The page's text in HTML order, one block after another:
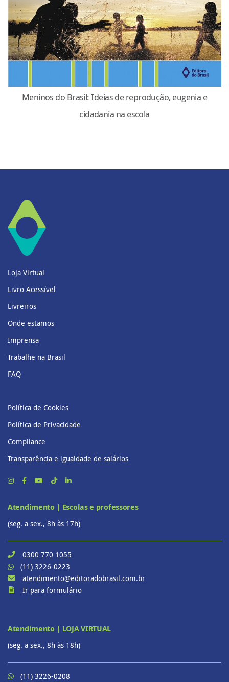
Meninos do Brasil: Ideias de reprodução, eugenia e
cidadania na escola
Loja Virtual
Livro Acessível
Livreiros
Onde estamos
Imprensa
Trabalhe na Brasil
FAQ
Política de Cookies
Política de Privacidade
Compliance
Transparência e igualdade de salários
Atendimento | Escolas e professores
(seg. a sex., 8h às 17h)
0300 770 1055
(11) 3226-0223
atendimento@editoradobrasil.com.br
Ir para formulário
Atendimento | LOJA VIRTUAL
(seg. a sex., 8h às 18h)
(11) 3226-0208